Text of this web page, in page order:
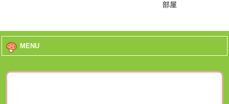
部屋
MENU